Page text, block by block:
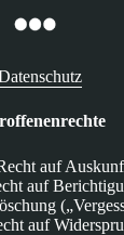
auf
auf
auf